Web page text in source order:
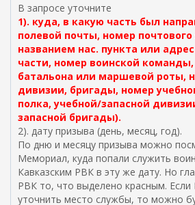
В запросе уточните
1). куда, в какую часть был
полевой почты, номер
названием нас. пункта или
части, номер воинской
батальона или маршевой роты,
дивизии, бригады, номер
полка, учебной/запасной
запасной бригады).
2). дату призыва (день, месяц, год).
По дню и месяцу призыва можно
Мемориал, куда попали служить
Кавказским РВК в эту же дату. Но
РВК то, что выделено красным.
уточнить место службы, то можно